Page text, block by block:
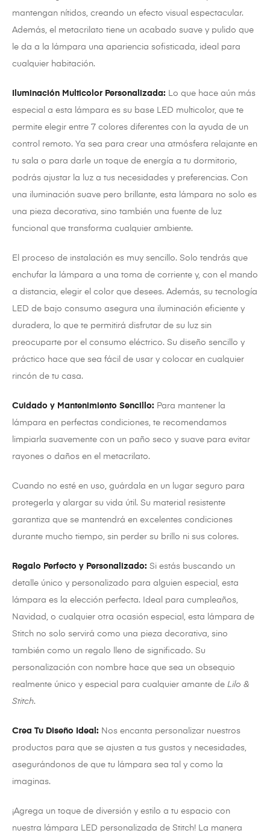
mantengan nítidos, creando un efecto visual espectacular.
Además, el metacrilato tiene un acabado suave y pulido que
le da a la lámpara una apariencia sofisticada, ideal para
cualquier habitación.
Iluminación Multicolor Personalizada: Lo que hace aún más
especial a esta lámpara es su base LED multicolor, que te
permite elegir entre 7 colores diferentes con la ayuda de un
control remoto. Ya sea para crear una atmósfera relajante en
tu sala o para darle un toque de energía a tu dormitorio,
podrás ajustar la luz a tus necesidades y preferencias. Con
una iluminación suave pero brillante, esta lámpara no solo es
una pieza decorativa, sino también una fuente de luz
funcional que transforma cualquier ambiente.
El proceso de instalación es muy sencillo. Solo tendrás que
enchufar la lámpara a una toma de corriente y, con el mando
a distancia, elegir el color que desees. Además, su tecnología
LED de bajo consumo asegura una iluminación eficiente y
duradera, lo que te permitirá disfrutar de su luz sin
preocuparte por el consumo eléctrico. Su diseño sencillo y
práctico hace que sea fácil de usar y colocar en cualquier
rincón de tu casa.
Cuidado y Mantenimiento Sencillo: Para mantener la
lámpara en perfectas condiciones, te recomendamos
limpiarla suavemente con un paño seco y suave para evitar
rayones o daños en el metacrilato.
Cuando no esté en uso, guárdala en un lugar seguro para
protegerla y alargar su vida útil. Su material resistente
garantiza que se mantendrá en excelentes condiciones
durante mucho tiempo, sin perder su brillo ni sus colores.
Regalo Perfecto y Personalizado: Si estás buscando un
detalle único y personalizado para alguien especial, esta
lámpara es la elección perfecta. Ideal para cumpleaños,
Navidad, o cualquier otra ocasión especial, esta lámpara de
Stitch no solo servirá como una pieza decorativa, sino
también como un regalo lleno de significado. Su
personalización con nombre hace que sea un obsequio
realmente único y especial para cualquier amante de Lilo &
Stitch.
Crea Tu Diseño Ideal: Nos encanta personalizar nuestros
productos para que se ajusten a tus gustos y necesidades,
asegurándonos de que tu lámpara sea tal y como la
imaginas.
¡Agrega un toque de diversión y estilo a tu espacio con
nuestra lámpara LED personalizada de Stitch! La manera